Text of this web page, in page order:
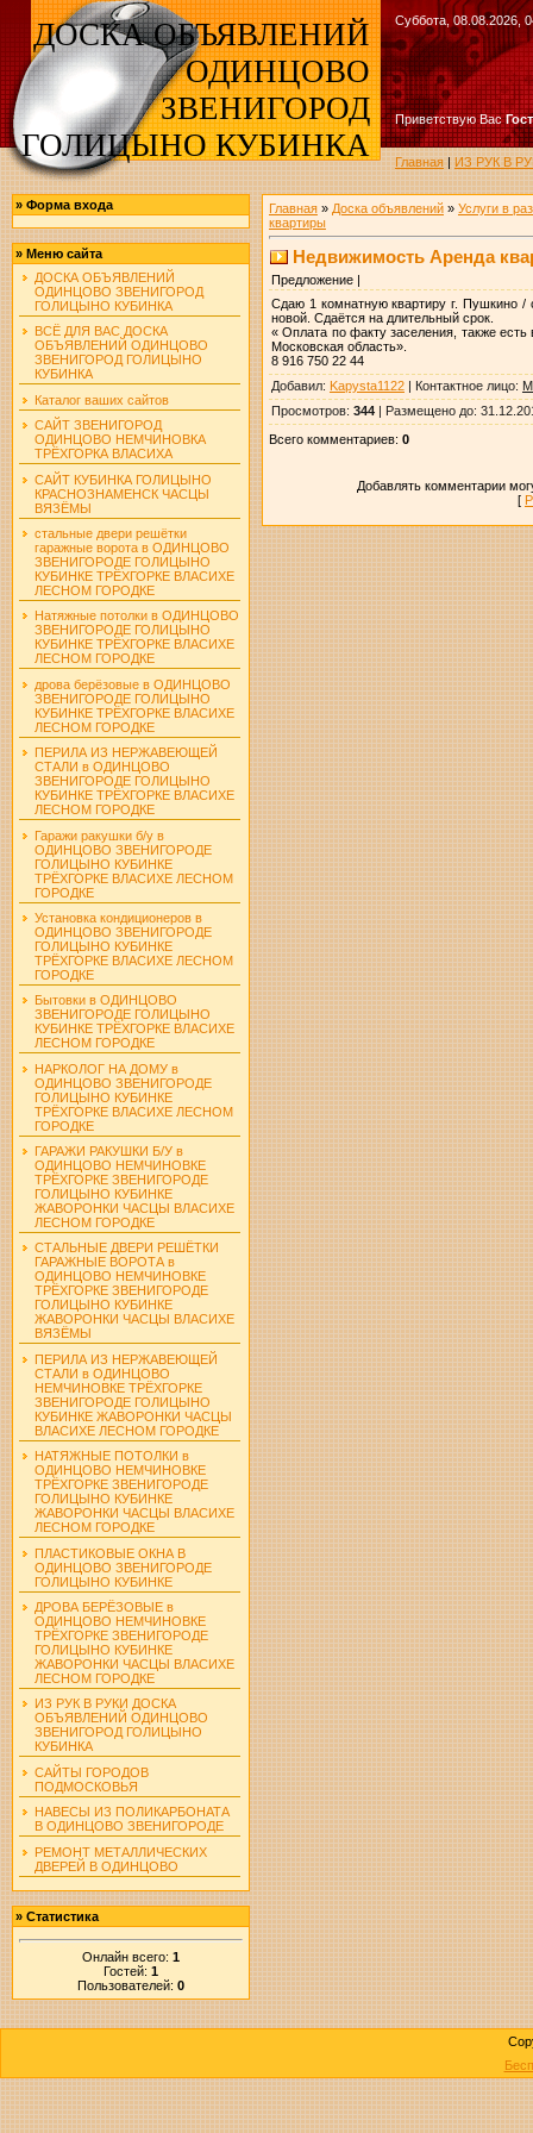
ДОСКА ОБЪЯВЛЕНИЙ
ОДИНЦОВО
ЗВЕНИГОРОД
ГОЛИЦЫНО КУБИНКА
Суббота, 08.08.2026,
Приветствую Вас
Главная|ИЗ РУК В
» Форма входа
» Меню сайта
ДОСКА ОБЪЯВЛЕНИЙ
ОДИНЦОВО ЗВЕНИГОРОД
ГОЛИЦЫНО КУБИНКА
ВСЁ ДЛЯ ВАС ДОСКА
ОБЪЯВЛЕНИЙ ОДИНЦОВО
ЗВЕНИГОРОД ГОЛИЦЫНО
КУБИНКА
Каталог ваших сайтов
САЙТ ЗВЕНИГОРОД
ОДИНЦОВО НЕМЧИНОВКА
ТРЁХГОРКА ВЛАСИХА
САЙТ КУБИНКА ГОЛИЦЫНО
КРАСНОЗНАМЕНСК ЧАСЦЫ
ВЯЗЁМЫ
стальные двери решётки
гаражные ворота в ОДИНЦОВО
ЗВЕНИГОРОДЕ ГОЛИЦЫНО
КУБИНКЕ ТРЁХГОРКЕ ВЛАСИХЕ
ЛЕСНОМ ГОРОДКЕ
Натяжные потолки в ОДИНЦОВО
ЗВЕНИГОРОДЕ ГОЛИЦЫНО
КУБИНКЕ ТРЁХГОРКЕ ВЛАСИХЕ
ЛЕСНОМ ГОРОДКЕ
дрова берёзовые в ОДИНЦОВО
ЗВЕНИГОРОДЕ ГОЛИЦЫНО
КУБИНКЕ ТРЁХГОРКЕ ВЛАСИХЕ
ЛЕСНОМ ГОРОДКЕ
ПЕРИЛА ИЗ НЕРЖАВЕЮЩЕЙ
СТАЛИ в ОДИНЦОВО
ЗВЕНИГОРОДЕ ГОЛИЦЫНО
КУБИНКЕ ТРЁХГОРКЕ ВЛАСИХЕ
ЛЕСНОМ ГОРОДКЕ
Гаражи ракушки б/у в
ОДИНЦОВО ЗВЕНИГОРОДЕ
ГОЛИЦЫНО КУБИНКЕ
ТРЁХГОРКЕ ВЛАСИХЕ ЛЕСНОМ
ГОРОДКЕ
Установка кондиционеров в
ОДИНЦОВО ЗВЕНИГОРОДЕ
ГОЛИЦЫНО КУБИНКЕ
ТРЁХГОРКЕ ВЛАСИХЕ ЛЕСНОМ
ГОРОДКЕ
Бытовки в ОДИНЦОВО
ЗВЕНИГОРОДЕ ГОЛИЦЫНО
КУБИНКЕ ТРЁХГОРКЕ ВЛАСИХЕ
ЛЕСНОМ ГОРОДКЕ
НАРКОЛОГ НА ДОМУ в
ОДИНЦОВО ЗВЕНИГОРОДЕ
ГОЛИЦЫНО КУБИНКЕ
ТРЁХГОРКЕ ВЛАСИХЕ ЛЕСНОМ
ГОРОДКЕ
ГАРАЖИ РАКУШКИ Б/У в
ОДИНЦОВО НЕМЧИНОВКЕ
ТРЁХГОРКЕ ЗВЕНИГОРОДЕ
ГОЛИЦЫНО КУБИНКЕ
ЖАВОРОНКИ ЧАСЦЫ ВЛАСИХЕ
ЛЕСНОМ ГОРОДКЕ
СТАЛЬНЫЕ ДВЕРИ РЕШЁТКИ
ГАРАЖНЫЕ ВОРОТА в
ОДИНЦОВО НЕМЧИНОВКЕ
ТРЁХГОРКЕ ЗВЕНИГОРОДЕ
ГОЛИЦЫНО КУБИНКЕ
ЖАВОРОНКИ ЧАСЦЫ ВЛАСИХЕ
ВЯЗЁМЫ
ПЕРИЛА ИЗ НЕРЖАВЕЮЩЕЙ
СТАЛИ в ОДИНЦОВО
НЕМЧИНОВКЕ ТРЁХГОРКЕ
ЗВЕНИГОРОДЕ ГОЛИЦЫНО
КУБИНКЕ ЖАВОРОНКИ ЧАСЦЫ
ВЛАСИХЕ ЛЕСНОМ ГОРОДКЕ
НАТЯЖНЫЕ ПОТОЛКИ в
ОДИНЦОВО НЕМЧИНОВКЕ
ТРЁХГОРКЕ ЗВЕНИГОРОДЕ
ГОЛИЦЫНО КУБИНКЕ
ЖАВОРОНКИ ЧАСЦЫ ВЛАСИХЕ
ЛЕСНОМ ГОРОДКЕ
ПЛАСТИКОВЫЕ ОКНА В
ОДИНЦОВО ЗВЕНИГОРОДЕ
ГОЛИЦЫНО КУБИНКЕ
ДРОВА БЕРЁЗОВЫЕ в
ОДИНЦОВО НЕМЧИНОВКЕ
ТРЁХГОРКЕ ЗВЕНИГОРОДЕ
ГОЛИЦЫНО КУБИНКЕ
ЖАВОРОНКИ ЧАСЦЫ ВЛАСИХЕ
ЛЕСНОМ ГОРОДКЕ
ИЗ РУК В РУКИ ДОСКА
ОБЪЯВЛЕНИЙ ОДИНЦОВО
ЗВЕНИГОРОД ГОЛИЦЫНО
КУБИНКА
САЙТЫ ГОРОДОВ
ПОДМОСКОВЬЯ
НАВЕСЫ ИЗ ПОЛИКАРБОНАТА
В ОДИНЦОВО ЗВЕНИГОРОДЕ
РЕМОНТ МЕТАЛЛИЧЕСКИХ
ДВЕРЕЙ В ОДИНЦОВО
» Статистика
Онлайн всего: 1
Гостей: 1
Пользователей: 0
Главная» Доска объявлений» Услуги в
квартиры
Недвижимость Аренда
Предложение |
Сдаю 1 комнатную квартиру г. Пушкино /
новой. Сдаётся на длительный срок.
« Оплата по факту заселения, также
Московская область».
8 916 750 22 44
Добавил: Kapysta1122| Контактное лицо:
Просмотров: 344| Размещено до:
Всего комментариев: 0
Добавлять комментарии
[